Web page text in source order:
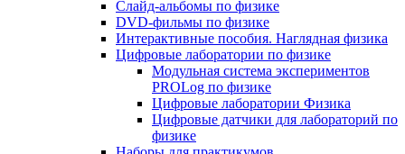
Слайд-альбомы по физике
DVD-фильмы по физике
Интерактивные пособия. Наглядная физика
Цифровые лаборатории по физике
Модульная система экспериментов
PROLog по физике
Цифровые лаборатории Физика
Цифровые датчики для лабораторий по
физике